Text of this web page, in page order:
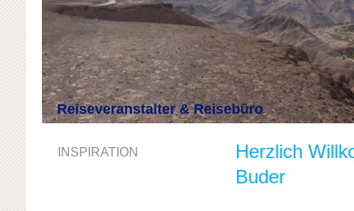
Reiseveranstalter & Reisebüro
INSPIRATION
Herzlich
Buder